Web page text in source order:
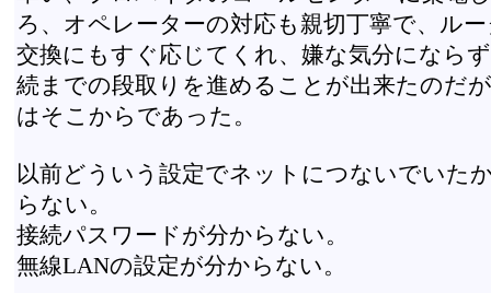
ろ、オペレーターの対応も親切丁寧で、ル
交換にもすぐ応じてくれ、嫌な気分になら
続までの段取りを進めることが出来たのだ
はそこからであった。
以前どういう設定でネットにつないでいた
らない。
接続パスワードが分からない。
無線LANの設定が分からない。